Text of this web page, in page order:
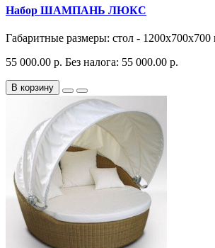
Набор ШАМПАНЬ ЛЮКС
Габаритные размеры: стол -
55 000.00 р. Без налога: 55 000.00 р.
В корзину